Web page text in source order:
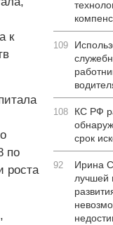
к
по
роста
109
108
КС РФ
срок
92
Ирина
лучшей